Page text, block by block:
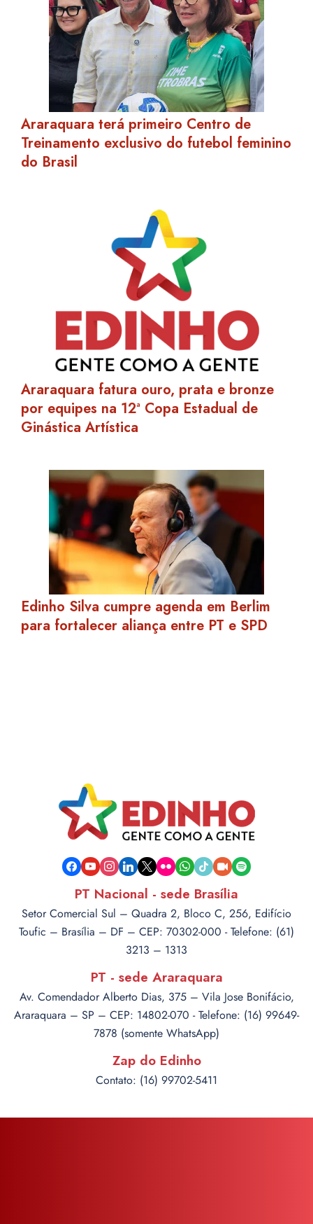
Araraquara terá primeiro Centro de
Treinamento exclusivo do futebol feminino
do Brasil
Araraquara fatura ouro, prata e bronze
por equipes na 12ª Copa Estadual de
Ginástica Artística
Edinho Silva cumpre agenda em Berlim
para fortalecer aliança entre PT e SPD
facebook
youtubeinstagram
linkedin
x flickrwhatsapp
tiktokvideo-spotify
PT Nacional - sede Brasília
Setor Comercial Sul – Quadra 2, Bloco C, 256, Edifício
Toufic – Brasília – DF – CEP: 70302-000 - Telefone: (61)
3213 – 1313
PT - sede Araraquara
Av. Comendador Alberto Dias, 375 – Vila Jose Bonifácio,
Araraquara – SP – CEP: 14802-070 - Telefone: (16) 99649-
7878 (somente WhatsApp)
Zap do Edinho
Contato: (16) 99702-5411